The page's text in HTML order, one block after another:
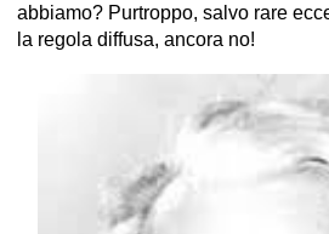
abbiamo? Purtroppo, salvo rare
la regola diffusa, ancora no!